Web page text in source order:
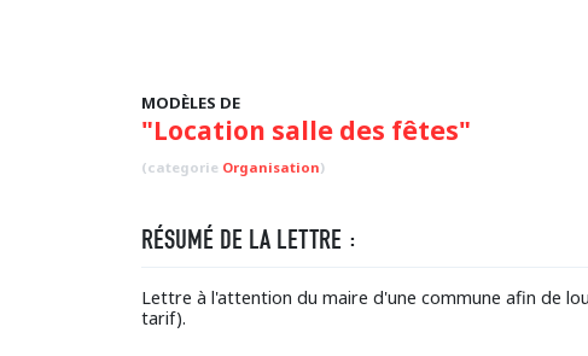
MODÈLES DE
"Location salle des fêtes"
(categorie Organisation)
RÉSUMÉ DE LA LETTRE :
Lettre à l'attention du maire d'une commune afin de
tarif).